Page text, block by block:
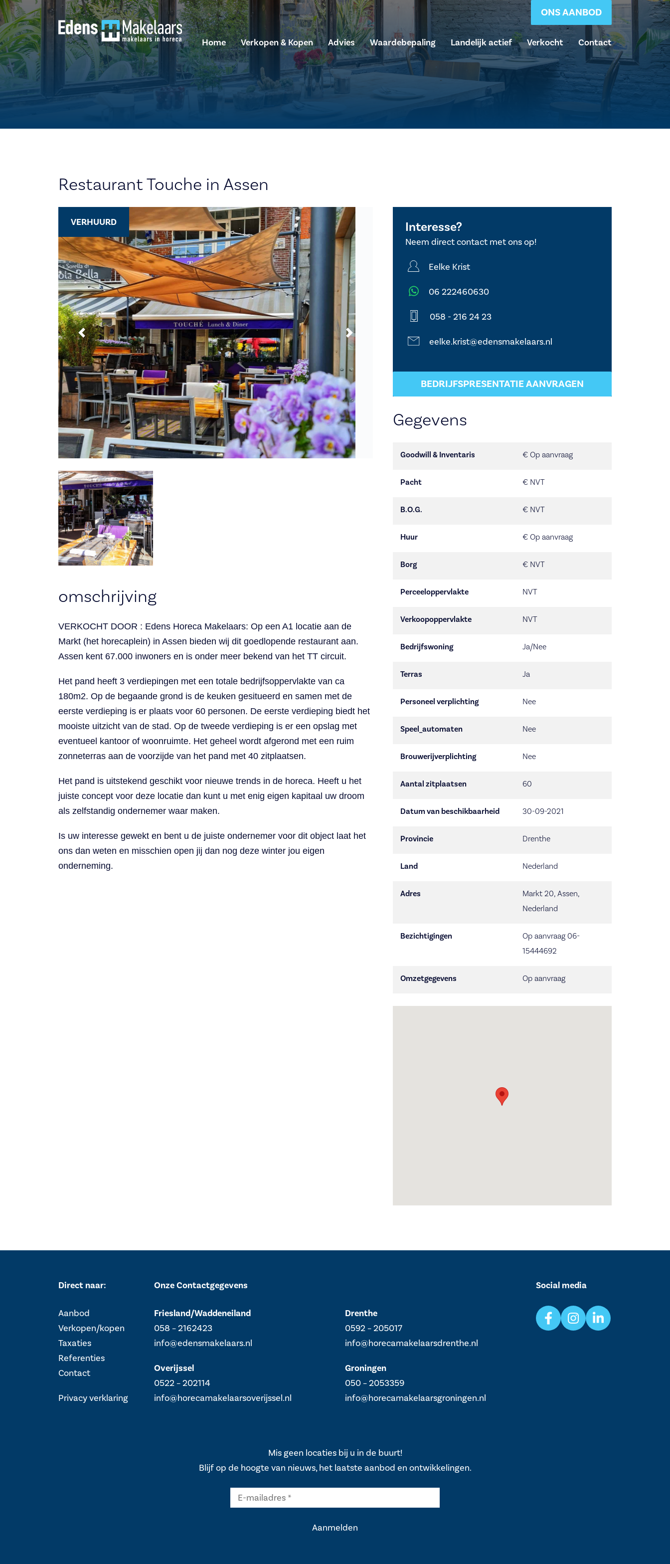
ONS AANBOD
Home Verkopen & Kopen Advies Waardebepaling Landelijk actief Verkocht Contact
Restaurant Touche in Assen
VERHUURD
Previous Next
omschrijving
VERKOCHT DOOR : Edens Horeca Makelaars: Op een A1 locatie aan de
Markt (het horecaplein) in Assen bieden wij dit goedlopende restaurant aan.
Assen kent 67.000 inwoners en is onder meer bekend van het TT circuit.
Het pand heeft 3 verdiepingen met een totale bedrijfsoppervlakte van ca
180m2. Op de begaande grond is de keuken gesitueerd en samen met de
eerste verdieping is er plaats voor 60 personen. De eerste verdieping biedt het
mooiste uitzicht van de stad. Op de tweede verdieping is er een opslag met
eventueel kantoor of woonruimte. Het geheel wordt afgerond met een ruim
zonneterras aan de voorzijde van het pand met 40 zitplaatsen.
Het pand is uitstekend geschikt voor nieuwe trends in de horeca. Heeft u het
juiste concept voor deze locatie dan kunt u met enig eigen kapitaal uw droom
als zelfstandig ondernemer waar maken.
Is uw interesse gewekt en bent u de juiste ondernemer voor dit object laat het
ons dan weten en misschien open jij dan nog deze winter jou eigen
onderneming.
Interesse?
Neem direct contact met ons op!
Eelke Krist
06 222460630
058 - 216 24 23
eelke.krist@edensmakelaars.nl
BEDRIJFSPRESENTATIE AANVRAGEN
Gegevens
Goodwill & Inventaris € Op aanvraag
Pacht € NVT
B.O.G. € NVT
Huur € Op aanvraag
Borg € NVT
Perceeloppervlakte NVT
Verkoopoppervlakte NVT
Bedrijfswoning Ja/Nee
Terras Ja
Personeel verplichting Nee
Speel_automaten Nee
Brouwerijverplichting Nee
Aantal zitplaatsen 60
Datum van beschikbaarheid 30-09-2021
Provincie Drenthe
Land Nederland
Adres
Markt 20, Assen,
Nederland
Bezichtigingen
Op aanvraag 06-
15444692
Omzetgegevens Op aanvraag
Direct naar:
Aanbod
Verkopen/kopen
Taxaties
Referenties
Contact
Privacy verklaring
Onze Contactgegevens
Friesland/Waddeneiland
058 – 2162423
info@edensmakelaars.nl
Overijssel
0522 – 202114
info@horecamakelaarsoverijssel.nl
Drenthe
0592 – 205017
info@horecamakelaarsdrenthe.nl
Groningen
050 – 2053359
info@horecamakelaarsgroningen.nl
Social media
Mis geen locaties bij u in de buurt!
Blijf op de hoogte van nieuws, het laatste aanbod en ontwikkelingen.